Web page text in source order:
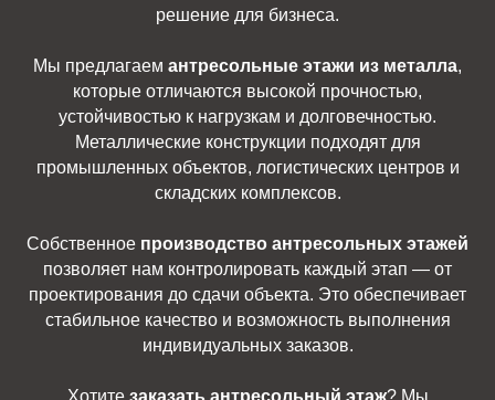
решение для бизнеса.
Мы предлагаем антресольные этажи из металла,
которые отличаются высокой прочностью,
устойчивостью к нагрузкам и долговечностью.
Металлические конструкции подходят для
промышленных объектов, логистических центров и
складских комплексов.
Собственное производство антресольных этажей
позволяет нам контролировать каждый этап — от
проектирования до сдачи объекта. Это обеспечивает
стабильное качество и возможность выполнения
индивидуальных заказов.
Хотите заказать антресольный этаж? Мы